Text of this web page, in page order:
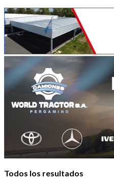
Todos los resultados